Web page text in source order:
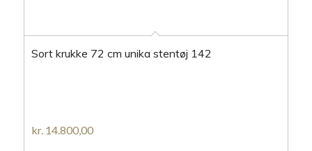
Sort krukke 72 cm unika stentøj 142
kr.14.800,00